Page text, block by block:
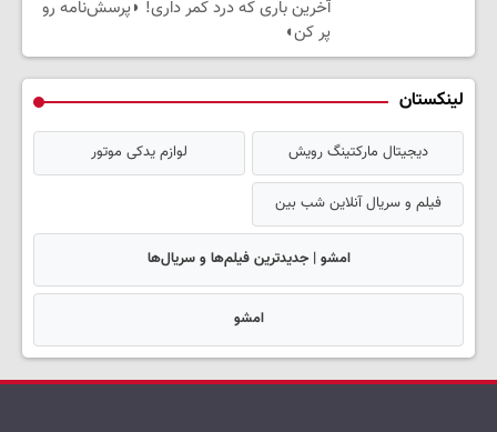
آخرین باری که درد کمر داری! ◗پرسش‌نامه رو
پر کن◖
لینکستان
دیجیتال مارکتینگ رویش لوازم یدکی موتور
فیلم و سریال آنلاین شب بین
امشو | جدیدترین فیلم‌ها و سریال‌ها
امشو